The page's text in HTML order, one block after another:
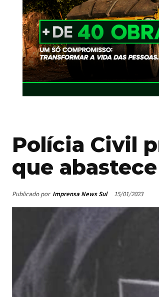
Polícia Civil
que
Publicado por Imprensa News Sul 15/01/2023